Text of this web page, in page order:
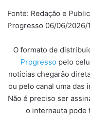
Fonte: Redação e
Progresso 06/06/2026/
O formato de
Progresso pelo
notícias chegarão
ou pelo canal uma das
Não é preciso ser
o internauta pode